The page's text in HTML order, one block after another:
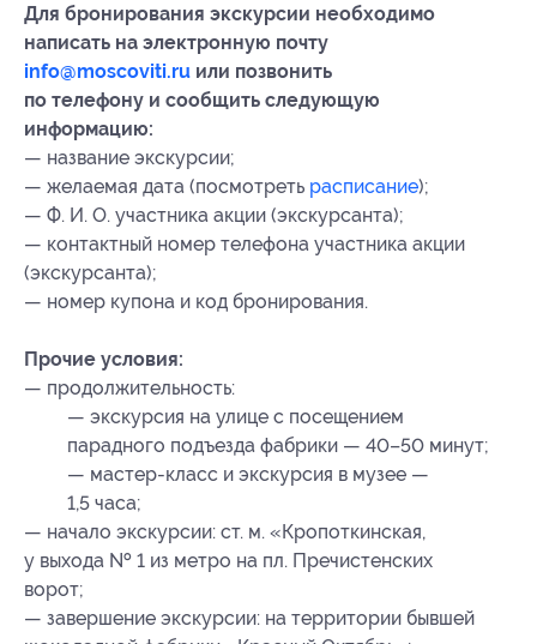
Для бронирования экскурсии необходимо
написать на электронную почту
info@moscoviti.ru или позвонить
по телефону и сообщить следующую
информацию:
— название экскурсии;
— желаемая дата (посмотреть расписание);
— Ф. И. О. участника акции (экскурсанта);
— контактный номер телефона участника акции
(экскурсанта);
— номер купона и код бронирования.
Прочие условия:
— продолжительность:
— экскурсия на улице с посещением
парадного подъезда фабрики — 40–50 минут;
— мастер-класс и экскурсия в музее —
1,5 часа;
— начало экскурсии: ст. м. «Кропоткинская,
у выхода № 1 из метро на пл. Пречистенских
ворот;
— завершение экскурсии: на территории бывшей